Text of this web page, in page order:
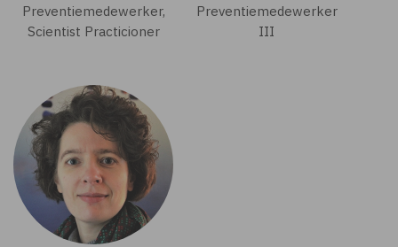
Preventiemedewerker,
Scientist Practicioner
Preventiemedewerker
III